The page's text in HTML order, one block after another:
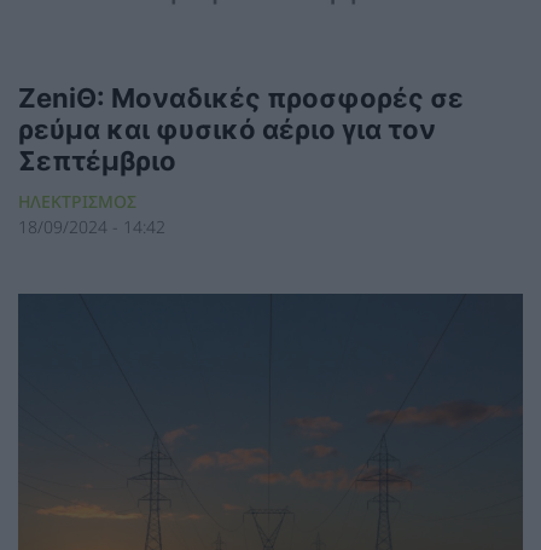
ZeniΘ: Μοναδικές προσφορές σε
ρεύμα και φυσικό αέριο για τον
Σεπτέμβριο
ΗΛΕΚΤΡΙΣΜΟΣ
18/09/2024 - 14:42